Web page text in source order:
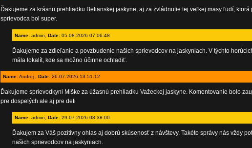
Ďakujeme za krásnu prehliadku Belianskej jaskyne, aj za zvládnutie tej veľkej masy ľudí,
sprievodca bol super.
Name:admin, Date:05.08.2026 07:06:48
Ďakujeme za zdieľanie a povzbudenie našich sprievodcov na jaskyniach. V týchto
mála lokalít, kde sa možno účinne ochladiť.
Name:Andrej , Date:26.07.2026 13:51:12
Ďakujeme sprievodkyni Miške za úžasnú prehliadku Važeckej jaskyne. Komentovanie bolo
pre dospelých ale aj pre deti
Name:admin, Date:29.07.2026 08:38:00
Ďakujem za Váš pozitívny ohlas aj dobrú skúsenosť z návštevy. Takéto správy nás vždy
našich sprievodcov na jaskyniach.